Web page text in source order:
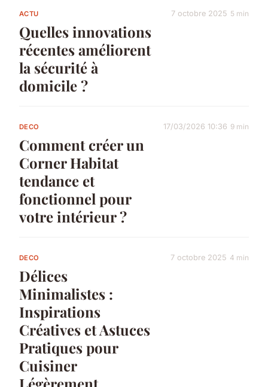
ACTU
Quelles innovations
récentes améliorent
la sécurité à
domicile ?
7 octobre 2025 5 min
DECO
Comment créer un
Corner Habitat
tendance et
fonctionnel pour
votre intérieur ?
17/03/2026 10:36 9 min
DECO
Délices
Minimalistes :
Inspirations
Créatives et Astuces
Pratiques pour
Cuisiner
7 octobre 2025 4 min